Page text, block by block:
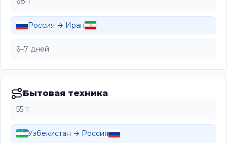
Россия → Иран
6–7 дней
Бытовая техника
55 т
Узбекистан → Россия